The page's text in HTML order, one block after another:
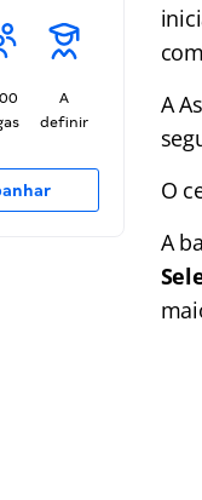
A
definir
A
O
A